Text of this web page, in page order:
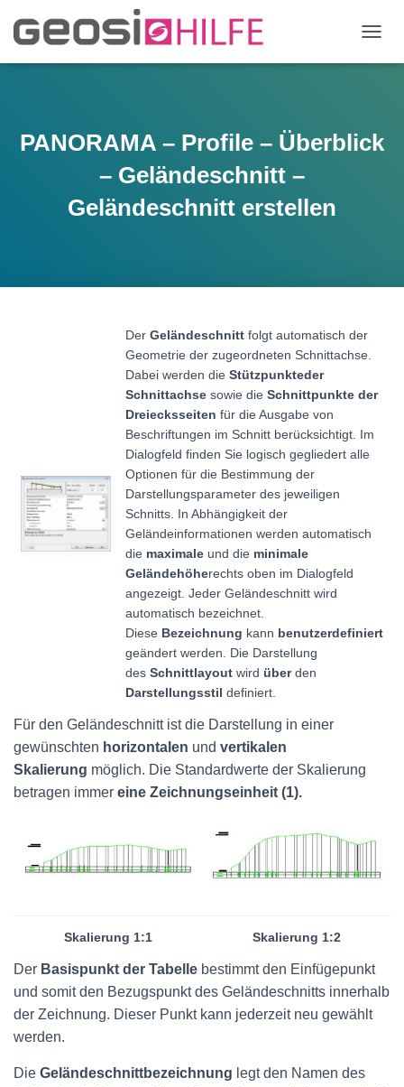
A
A
T
H
PANORAMA – Profile – Überblick
– Geländeschnitt –
Geländeschnitt erstellen
Der Geländeschnitt folgt automatisch der
Geometrie der zugeordneten Schnittachse.
Dabei werden die Stützpunkteder
Schnittachse sowie die Schnittpunkte der
Dreiecksseiten für die Ausgabe von
Beschriftungen im Schnitt berücksichtigt. Im
Dialogfeld finden Sie logisch gegliedert alle
Optionen für die Bestimmung der
Darstellungsparameter des jeweiligen
Schnitts. In Abhängigkeit der
Geländeinformationen werden automatisch
die maximale und die minimale
Geländehöherechts oben im Dialogfeld
angezeigt. Jeder Geländeschnitt wird
automatisch bezeichnet.
Diese Bezeichnung kann benutzerdefiniert
geändert werden. Die Darstellung
des Schnittlayout wird überden
Darstellungsstil definiert.
Für den Geländeschnitt ist die Darstellung in einer
gewünschten horizontalen und vertikalen
Skalierung möglich. Die Standardwerte der Skalierung
betragen immer eine Zeichnungseinheit (1).
Skalierung 1:1 Skalierung 1:2
Der Basispunkt der Tabelle bestimmt den Einfügepunkt
und somit den Bezugspunkt des Geländeschnitts innerhalb
der Zeichnung. Dieser Punkt kann jederzeit neu gewählt
werden.
Die Geländeschnittbezeichnung legt den Namen des